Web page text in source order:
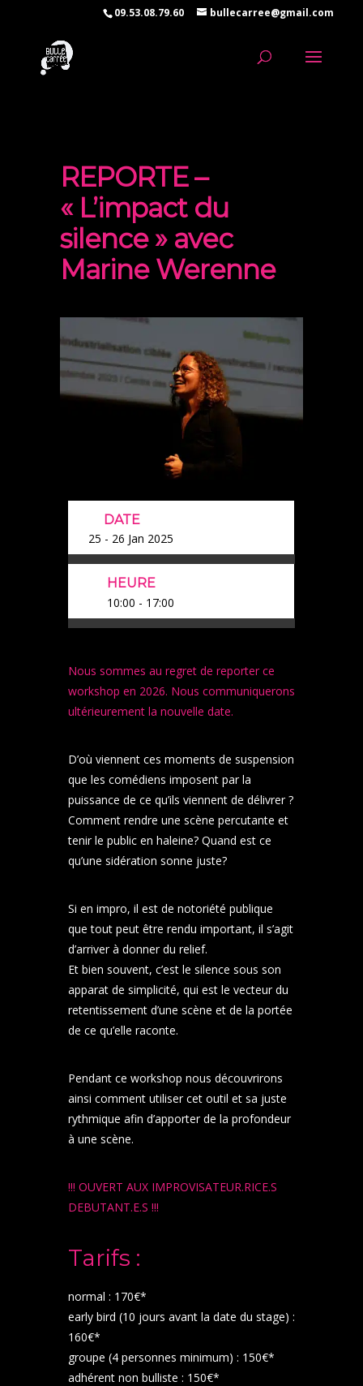
09.53.08.79.60 bullecarree@gmail.com
REPORTE –
« L’impact du
silence » avec
Marine Werenne
DATE
25 - 26 Jan 2025
HEURE
10:00 - 17:00
Nous sommes au regret de reporter ce
workshop en 2026. Nous communiquerons
ultérieurement la nouvelle date.
D’où viennent ces moments de suspension
que les comédiens imposent par la
puissance de ce qu’ils viennent de délivrer ?
Comment rendre une scène percutante et
tenir le public en haleine? Quand est ce
qu’une sidération sonne juste?
Si en impro, il est de notoriété publique
que tout peut être rendu important, il s’agit
d’arriver à donner du relief.
Et bien souvent, c’est le silence sous son
apparat de simplicité, qui est le vecteur du
retentissement d’une scène et de la portée
de ce qu’elle raconte.
Pendant ce workshop nous découvrirons
ainsi comment utiliser cet outil et sa juste
rythmique afin d’apporter de la profondeur
à une scène.
!!! OUVERT AUX IMPROVISATEUR.RICE.S
DEBUTANT.E.S !!!
Tarifs :
normal : 170€*
early bird (10 jours avant la date du stage) :
160€*
groupe (4 personnes minimum) : 150€*
adhérent non bulliste : 150€*